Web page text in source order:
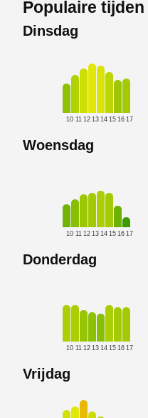
Populaire tijden
Dinsdag
10 11 12 13 14 15 16 17
Woensdag
10 11 12 13 14 15 16 17
Donderdag
10 11 12 13 14 15 16 17
Vrijdag